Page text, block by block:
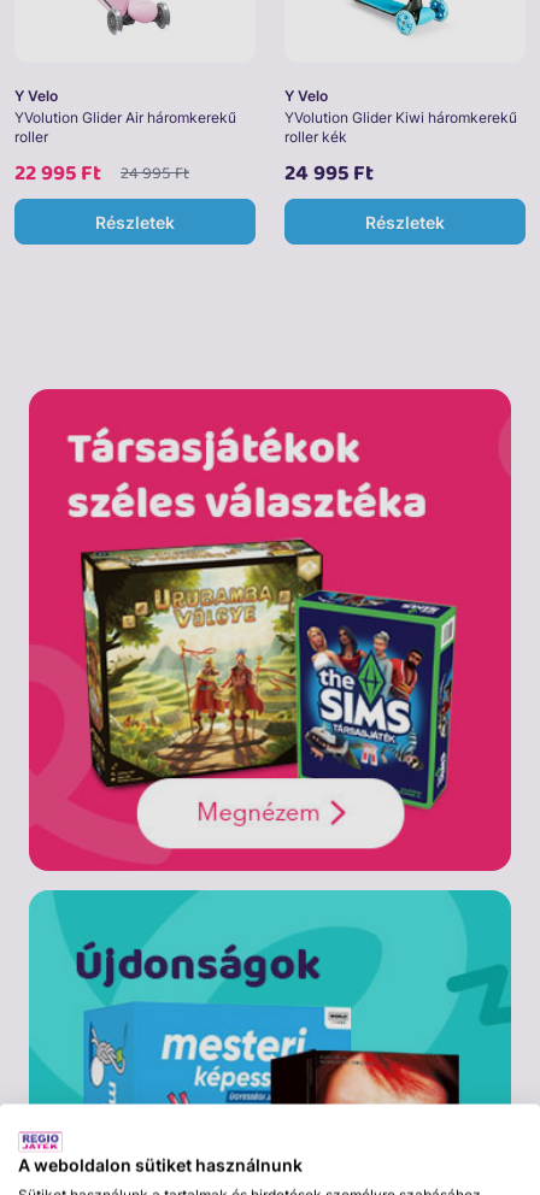
Y Velo
YVolution Glider Air háromkerekű
roller
22 995 Ft 24 995 Ft
Részletek
Y Velo
YVolution Glider Kiwi háromkerekű
roller kék
24 995 Ft
Részletek
A weboldalon sütiket használnunk